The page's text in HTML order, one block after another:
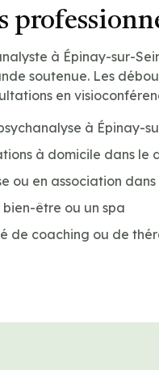
à Épinay-sur-
soutenue. Les
en
à Épinay-
à domicile dans
ou en association
être ou un spa
de coaching ou de